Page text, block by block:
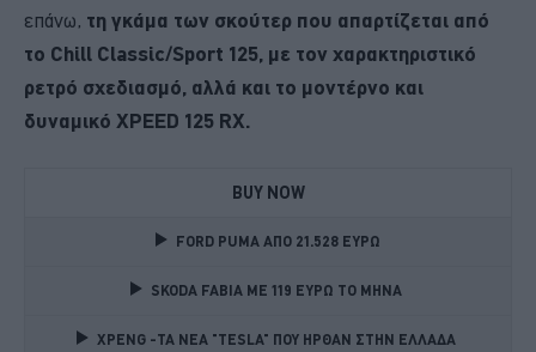
επάνω, τη γκάμα των σκούτερ που απαρτίζεται από
το Chill Classic/Sport 125, με τον χαρακτηριστικό
ρετρό σχεδιασμό, αλλά και το μοντέρνο και
δυναμικό XPEED 125 RX.
BUY NOW
FORD PUMA ΑΠΟ 21.528 ΕΥΡΩ
SKODA FABIA ME 119 ΕΥΡΩ ΤΟ ΜΗΝΑ
XPENG -ΤΑ ΝΕΑ "TESLA" ΠΟΥ ΗΡΘΑΝ ΣΤΗΝ ΕΛΛΑΔΑ